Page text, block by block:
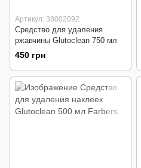
Артикул: 38002092
Средство для удаления
ржавчины Glutoclean 750 мл
450 грн